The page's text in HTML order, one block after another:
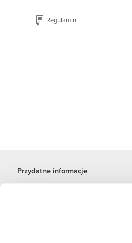
Regulamin
Przydatne informacje